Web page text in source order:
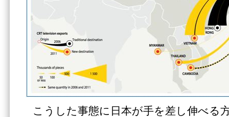
こうした事態に日本が手を差し伸べる